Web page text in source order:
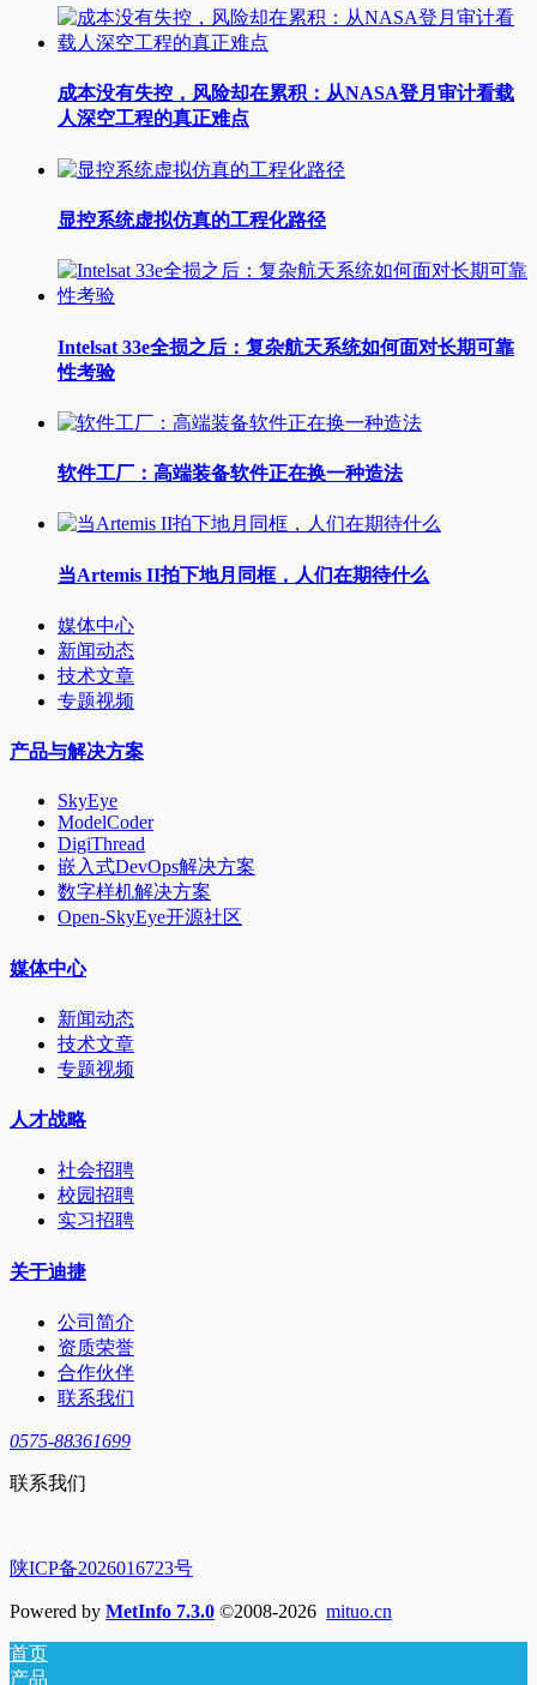
成本没有失控，风险却在累积：从NASA登月审计看载
人深空工程的真正难点
显控系统虚拟仿真的工程化路径
Intelsat 33e全损之后：复杂航天系统如何面对长期可靠
性考验
软件工厂：高端装备软件正在换一种造法
当Artemis II拍下地月同框，人们在期待什么
媒体中心
新闻动态
技术文章
专题视频
产品与解决方案
SkyEye
ModelCoder
DigiThread
嵌入式DevOps解决方案
数字样机解决方案
Open-SkyEye开源社区
媒体中心
新闻动态
技术文章
专题视频
人才战略
社会招聘
校园招聘
实习招聘
关于迪捷
公司简介
资质荣誉
合作伙伴
联系我们
0575-88361699
联系我们
陕ICP备2026016723号
Powered by MetInfo 7.3.0 ©2008-2026 mituo.cn
首页
产品